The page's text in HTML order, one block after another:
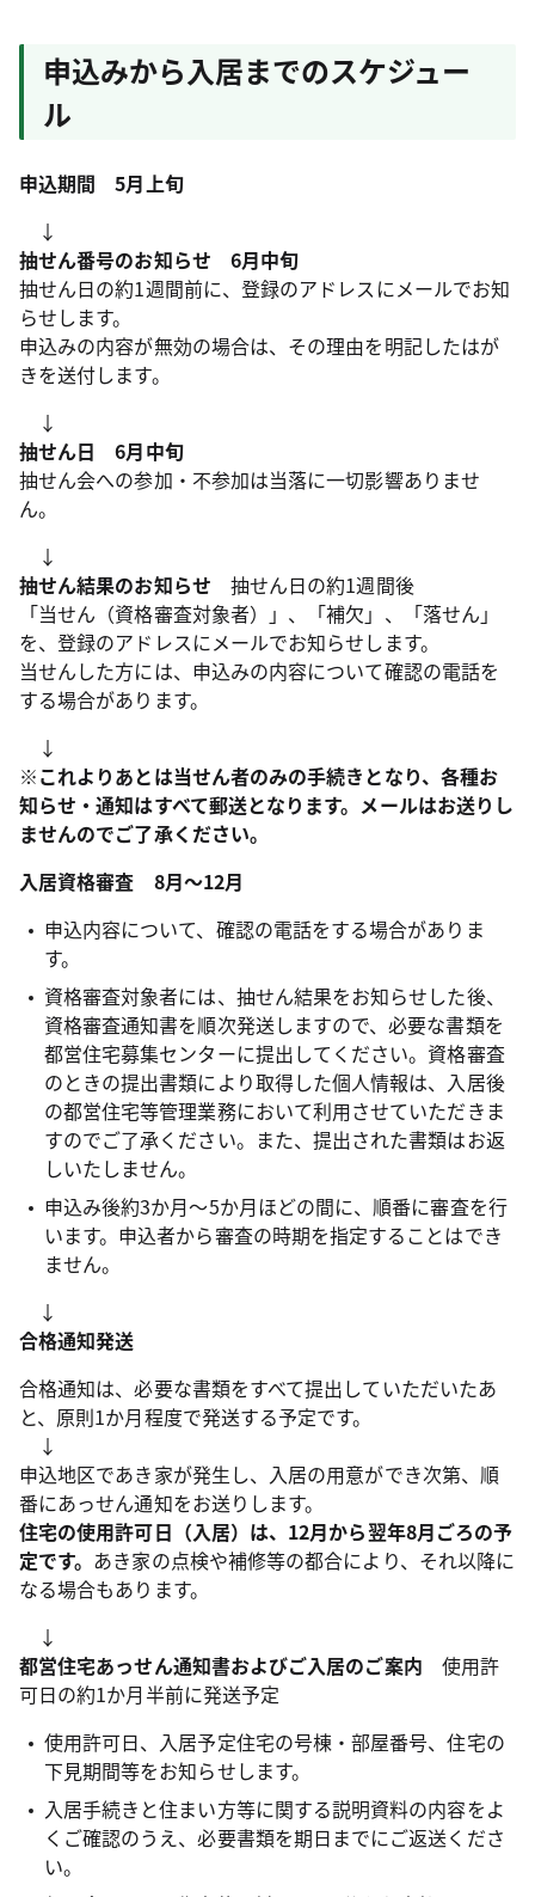
申込みから入居までのスケジュー
ル
申込期間 5月上旬
↓
抽せん番号のお知らせ 6月中旬
抽せん日の約1週間前に、登録のアドレスにメールでお知
らせします。
申込みの内容が無効の場合は、その理由を明記したはが
きを送付します。
↓
抽せん日 6月中旬
抽せん会への参加・不参加は当落に一切影響ありませ
ん。
↓
抽せん結果のお知らせ 抽せん日の約1週間後
「当せん（資格審査対象者）」、「補欠」、「落せん」
を、登録のアドレスにメールでお知らせします。
当せんした方には、申込みの内容について確認の電話を
する場合があります。
↓
※これよりあとは当せん者のみの手続きとなり、各種お
知らせ・通知はすべて郵送となります。メールはお送りし
ませんのでご了承ください。
入居資格審査 8月～12月
申込内容について、確認の電話をする場合がありま
す。
資格審査対象者には、抽せん結果をお知らせした後、
資格審査通知書を順次発送しますので、必要な書類を
都営住宅募集センターに提出してください。資格審査
のときの提出書類により取得した個人情報は、入居後
の都営住宅等管理業務において利用させていただきま
すのでご了承ください。また、提出された書類はお返
しいたしません。
申込み後約3か月～5か月ほどの間に、順番に審査を行
います。申込者から審査の時期を指定することはでき
ません。
↓
合格通知発送
合格通知は、必要な書類をすべて提出していただいたあ
と、原則1か月程度で発送する予定です。
↓
申込地区であき家が発生し、入居の用意ができ次第、順
番にあっせん通知をお送りします。
住宅の使用許可日（入居）は、12月から翌年8月ごろの予
定です。 あき家の点検や補修等の都合により、それ以降に
なる場合もあります。
↓
都営住宅あっせん通知書およびご入居のご案内 使用許
可日の約1か月半前に発送予定
使用許可日、入居予定住宅の号棟・部屋番号、住宅の
下見期間等をお知らせします。
入居手続きと住まい方等に関する説明資料の内容をよ
くご確認のうえ、必要書類を期日までにご返送くださ
い。